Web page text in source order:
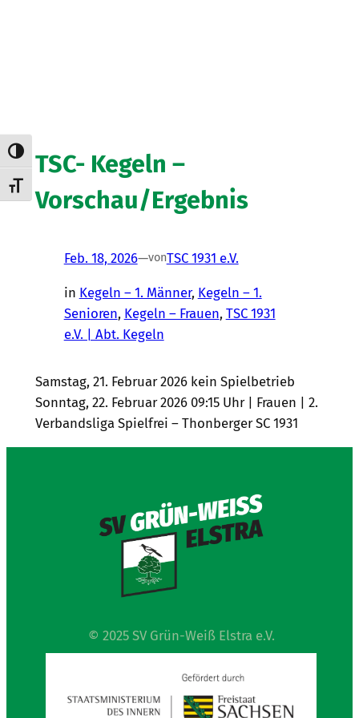
Umschalten auf hohe Kontraste
Schrift vergrößern
TSC- Kegeln –
Vorschau/Ergebnis
Feb. 18, 2026—vonTSC 1931 e.V.
in Kegeln – 1. Männer, Kegeln – 1.
Senioren, Kegeln – Frauen, TSC 1931
e.V. | Abt. Kegeln
Samstag, 21. Februar 2026 kein Spielbetrieb
Sonntag, 22. Februar 2026 09:15 Uhr | Frauen | 2.
Verbandsliga Spielfrei – Thonberger SC 1931
© 2025 SV Grün-Weiß Elstra e.V.